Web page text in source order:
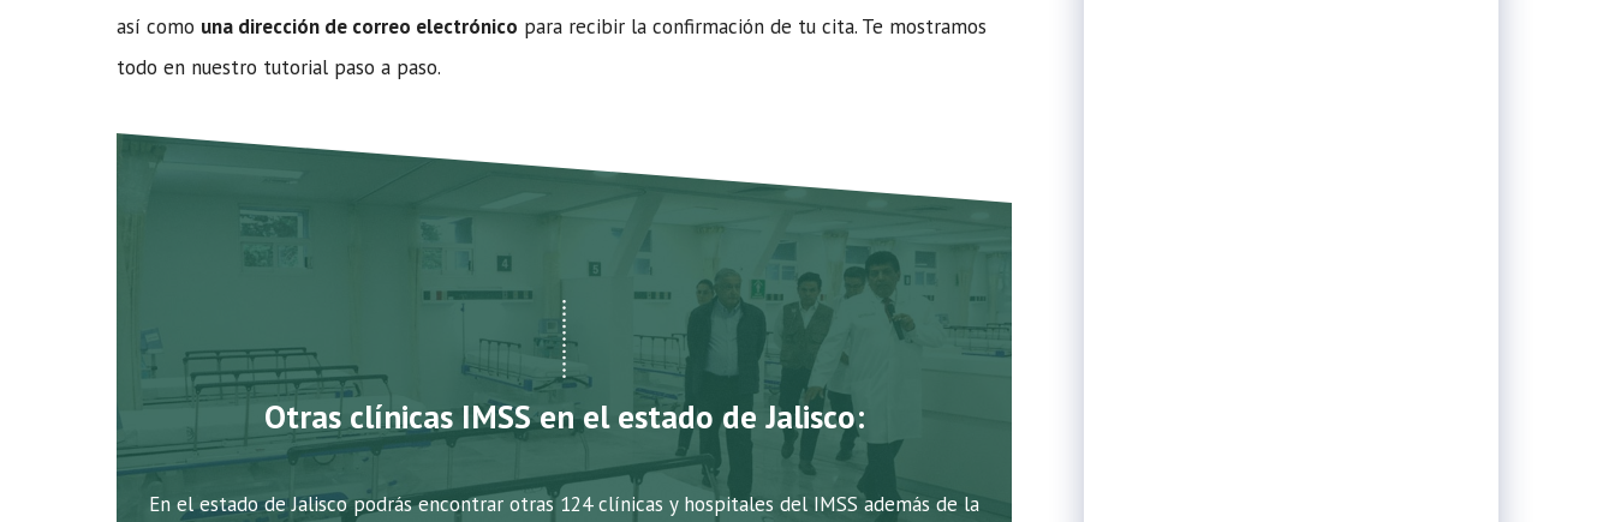
así como una dirección de correo electrónico para recibir la confirmación de tu cita. Te mostramos
todo en nuestro tutorial paso a paso.
Otras clínicas IMSS en el estado de Jalisco:
En el estado de Jalisco podrás encontrar otras 124 clínicas y hospitales del IMSS además de la